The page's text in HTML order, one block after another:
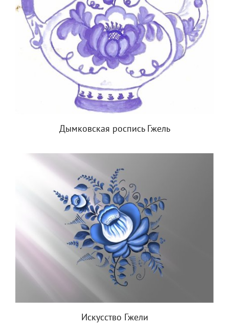
Дымковская роспись Гжель
Искусство Гжели